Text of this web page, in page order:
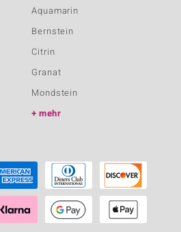
Aquamarin
Bernstein
Citrin
Granat
Mondstein
mehr